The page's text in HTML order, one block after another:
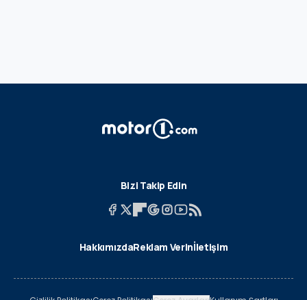
Bizi Takip Edin
HakkımızdaReklam Verinİletişim